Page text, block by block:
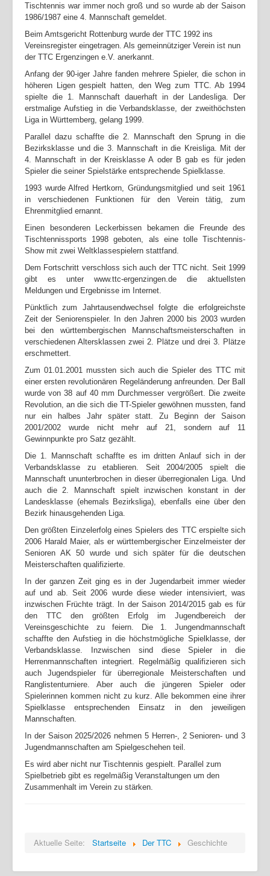
Tischtennis war immer noch groß und so wurde ab der Saison
1986/1987 eine 4. Mannschaft gemeldet.
Beim Amtsgericht Rottenburg wurde der TTC 1992 ins
Vereinsregister eingetragen. Als gemeinnütziger Verein ist nun
der TTC Ergenzingen e.V. anerkannt.
Anfang der 90-iger Jahre fanden mehrere Spieler, die schon in
höheren Ligen gespielt hatten, den Weg zum TTC. Ab 1994
spielte die 1. Mannschaft dauerhaft in der Landesliga.
Der
erstmalige Aufstieg in die Verbandsklasse, der zweithöchsten
Liga in Württemberg, gelang 1999.
Parallel dazu schaffte die 2. Mannschaft den Sprung in die
Bezirksklasse und die 3. Mannschaft in die Kreisliga. Mit der
4. Mannschaft in der Kreisklasse A oder B gab es für jeden
Spieler die seiner Spielstärke entsprechende Spielklasse.
1993 wurde Alfred Hertkorn, Gründungsmitglied und seit 1961
in verschiedenen Funktionen für den Verein tätig, zum
Ehrenmitglied ernannt.
Einen besonderen Leckerbissen bekamen die Freunde des
Tischtennissports 1998 geboten, als eine tolle Tischtennis-
Show mit zwei Weltklassespielern stattfand.
Dem Fortschritt verschloss sich auch der TTC nicht. Seit 1999
gibt es unter www.ttc-ergenzingen.de die aktuellsten
Meldungen und Ergebnisse im Internet.
Pünktlich zum Jahrtausendwechsel folgte die erfolgreichste
Zeit der Seniorenspieler. In den Jahren 2000 bis 2003 wurden
bei den württembergischen Mannschaftsmeisterschaften in
verschiedenen Altersklassen zwei 2. Plätze und drei 3. Plätze
erschmettert.
Zum 01.01.2001 mussten sich auch die Spieler des TTC mit
einer ersten revolutionären Regeländerung anfreunden. Der Ball
wurde von 38 auf 40 mm Durchmesser vergrößert. Die zweite
Revolution, an die sich die TT-Spieler gewöhnen mussten, fand
nur ein halbes Jahr später statt. Zu Beginn der Saison
2001/2002 wurde nicht mehr auf 21, sondern auf 11
Gewinnpunkte pro Satz gezählt.
Die 1. Mannschaft schaffte es im dritten Anlauf sich in der
Verbandsklasse zu etablieren. Seit 2004/2005 spielt die
Mannschaft ununterbrochen in dieser überregionalen Liga. Und
auch die 2. Mannschaft spielt inzwischen konstant in der
Landesklasse (ehemals Bezirksliga), ebenfalls eine über den
Bezirk hinausgehenden Liga.
Den größten Einzelerfolg eines Spielers des TTC erspielte sich
2006 Harald Maier, als er württembergischer Einzelmeister der
Senioren AK 50 wurde und sich später für die deutschen
Meisterschaften qualifizierte.
In der ganzen Zeit ging es in der Jugendarbeit immer wieder
auf und ab. Seit 2006 wurde diese wieder intensiviert, was
inzwischen Früchte trägt. In der Saison 2014/2015 gab es für
den TTC den größten Erfolg im Jugendbereich der
Vereinsgeschichte zu feiern. Die 1. Jungendmannschaft
schaffte den Aufstieg in die höchstmögliche Spielklasse, der
Verbandsklasse. Inzwischen sind diese Spieler in die
Herrenmannschaften integriert. Regelmäßig qualifizieren sich
auch Jugendspieler für überregionale Meisterschaften und
Ranglistenturniere. Aber auch die jüngeren Spieler oder
Spielerinnen kommen nicht zu kurz. Alle bekommen eine ihrer
Spielklasse entsprechenden Einsatz in den jeweiligen
Mannschaften.
In der Saison 2025/2026 nehmen 5 Herren-, 2 Senioren- und 3
Jugendmannschaften am Spielgeschehen teil.
Es wird aber nicht nur Tischtennis gespielt. Parallel zum
Spielbetrieb gibt es regelmäßig Veranstaltungen um den
Zusammenhalt im Verein zu stärken.
Aktuelle Seite: Startseite Der TTC Geschichte